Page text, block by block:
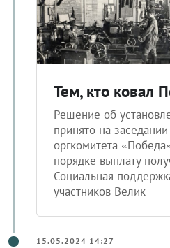
Тем, кто ковал
Решение об
принято на
оргкомитета
порядке выплату
Социальная
участников Велик
15.05.2024 14:27